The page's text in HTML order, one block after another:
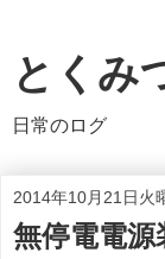
とくみ
日常のログ
2014年10月21日火
無停電電源